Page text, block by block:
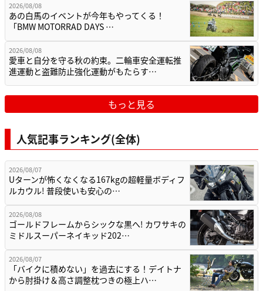
2026/08/08
あの白馬のイベントが今年もやってくる！
「BMW MOTORRAD DAYS …
2026/08/08
愛車と自分を守る秋の約束。二輪車安全運転推
進運動と盗難防止強化運動がもたらす…
もっと見る
人気記事ランキング(全体)
2026/08/07
Uターンが怖くなくなる167kgの超軽量ボディフ
ルカウル! 普段使いも安心の…
2026/08/08
ゴールドフレームからシックな黒へ! カワサキの
ミドルスーパーネイキッド202…
2026/08/07
「バイクに積めない」を過去にする！デイトナ
から肘掛け＆高さ調整枕つきの極上ハ…